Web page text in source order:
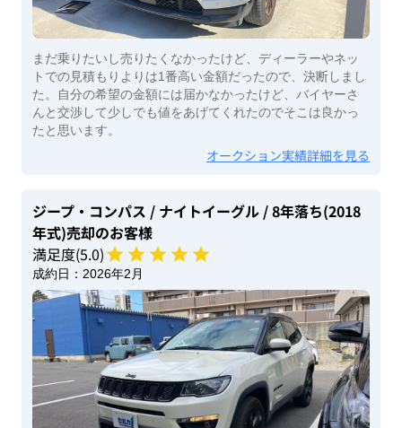
まだ乗りたいし売りたくなかったけど、ディーラーやネッ
トでの見積もりよりは1番高い金額だったので、決断しまし
た。自分の希望の金額には届かなかったけど、バイヤーさ
んと交渉して少しでも値をあげてくれたのでそこは良かっ
たと思います。
オークション実績詳細を見る
ジープ・コンパス / ナイトイーグル / 8年落ち(2018
年式)売却のお客様
満足度(5.0)
成約日： 2026年2月